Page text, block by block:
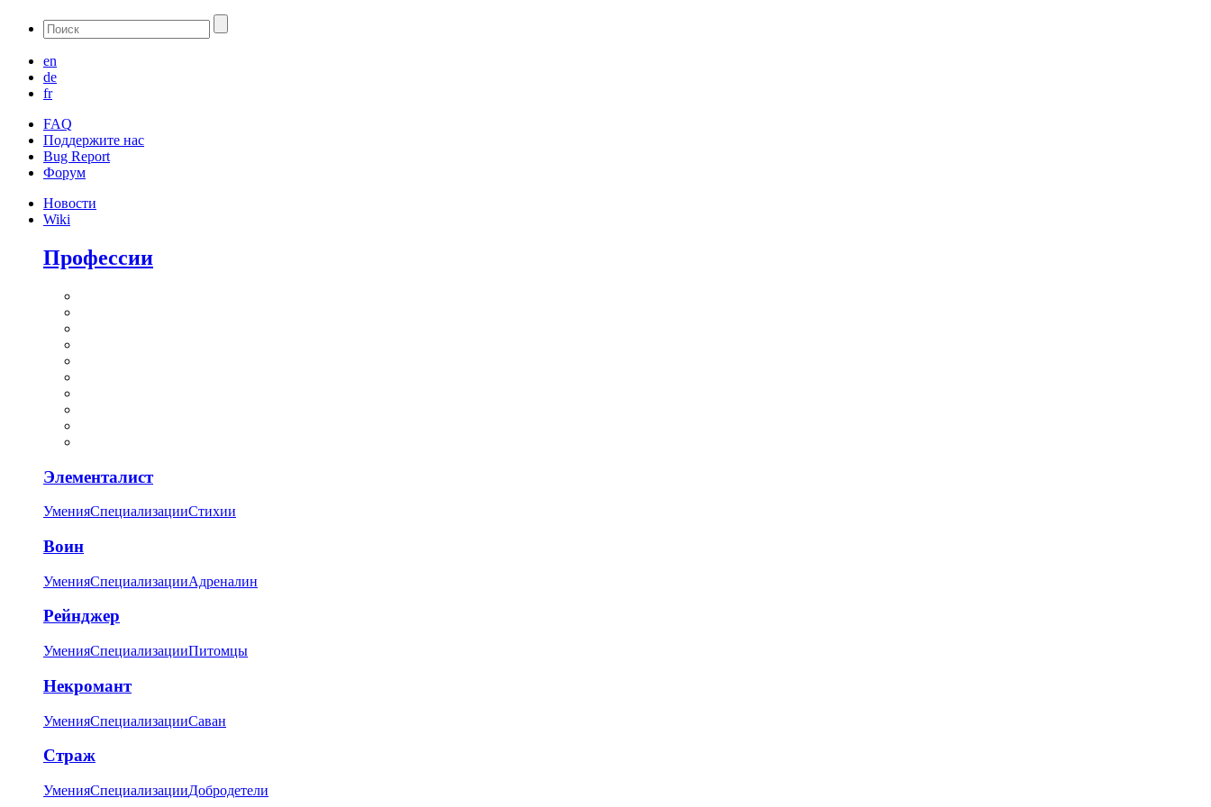
en
de
fr
FAQ
Поддержите нас
Bug Report
Форум
Новости
Wiki
Профессии
Элементалист
УменияСпециализацииСтихии
Воин
УменияСпециализацииАдреналин
Рейнджер
УменияСпециализацииПитомцы
Некромант
УменияСпециализацииСаван
Страж
УменияСпециализацииДобродетели